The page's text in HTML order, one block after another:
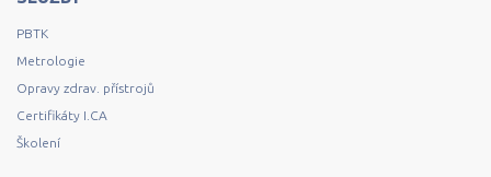
PBTK
Metrologie
Opravy zdrav. přístrojů
Certifikáty I.CA
Školení